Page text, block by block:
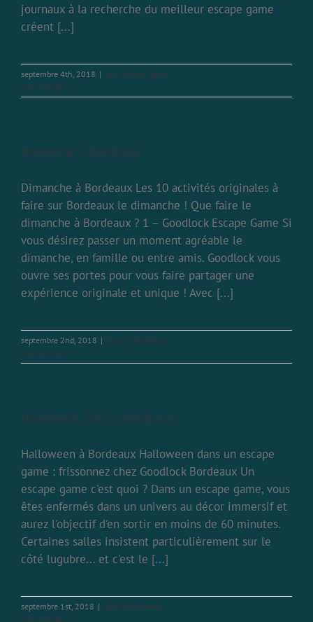
journaux à la recherche du meilleur escape game
créent [...]
septembre 4th, 2018 | Actu Escape Game
Lire la suite
Dimanche à Bordeaux
Dimanche à Bordeaux Les 10 activités originales à
faire sur Bordeaux le dimanche ! Que faire le
dimanche à Bordeaux ? 1 – Goodlock Escape Game Si
vous désirez passer un moment agréable le
dimanche, en famille ou entre amis. Goodlock vous
ouvre ses portes pour vous faire partager une
expérience originale et unique ! Avec [...]
septembre 2nd, 2018 | Sortir à Bordeaux
Lire la suite
Halloween 2018 à Bordeaux
Halloween à Bordeaux Halloween dans un escape
game : frissonnez chez Goodlock Bordeaux Un
escape game c'est quoi ? Dans un escape game, vous
êtes enfermés dans un univers au décor immersif et
aurez l'objectif d'en sortir en moins de 60 minutes.
Certaines salles insistent particulièrement sur le
côté lugubre... et c'est le [...]
septembre 1st, 2018 | Sortir à Bordeaux
Lire la suite